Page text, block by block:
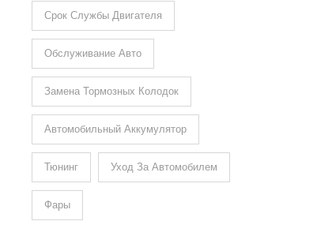
Срок Службы Двигателя
Обслуживание Авто
Замена Тормозных Колодок
Автомобильный Аккумулятор
Тюнинг Уход За Автомобилем
Фары